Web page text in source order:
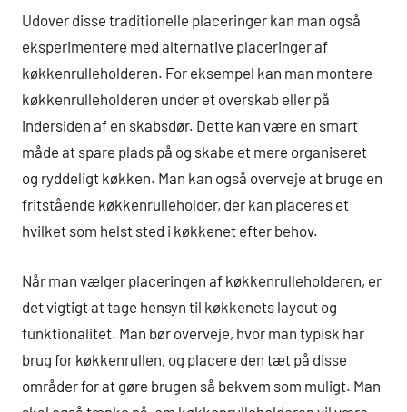
Udover disse traditionelle placeringer kan man også
eksperimentere med alternative placeringer af
køkkenrulleholderen. For eksempel kan man montere
køkkenrulleholderen under et overskab eller på
indersiden af en skabsdør. Dette kan være en smart
måde at spare plads på og skabe et mere organiseret
og ryddeligt køkken. Man kan også overveje at bruge en
fritstående køkkenrulleholder, der kan placeres et
hvilket som helst sted i køkkenet efter behov.
Når man vælger placeringen af køkkenrulleholderen, er
det vigtigt at tage hensyn til køkkenets layout og
funktionalitet. Man bør overveje, hvor man typisk har
brug for køkkenrullen, og placere den tæt på disse
områder for at gøre brugen så bekvem som muligt. Man